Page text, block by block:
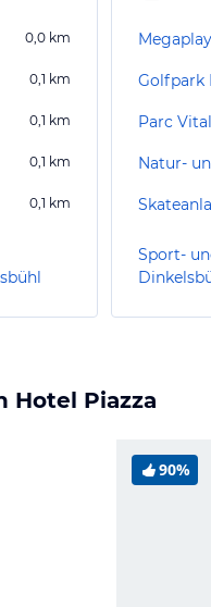
0,0 km
0,1 km
0,1 km
0,1 km
0,1 km
Golfpark
Parc Vital
Sport-
Hotel Piazza
90%